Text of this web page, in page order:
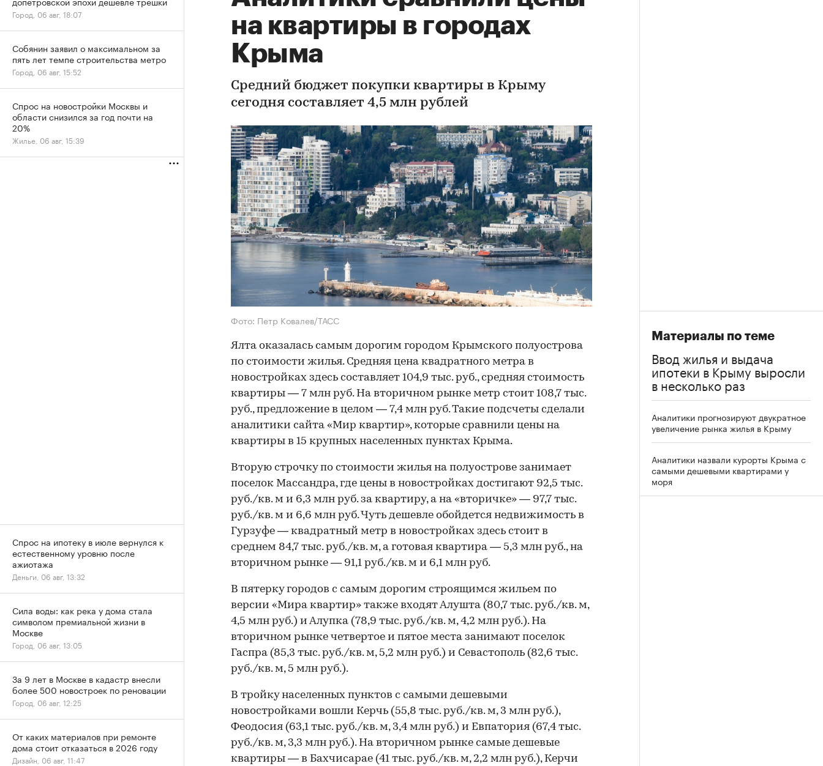
на квартиры в городах
Крыма
Средний бюджет покупки квартиры в Крыму
сегодня составляет 4,5 млн рублей
Фото: Петр Ковалев/ТАСС
Ялта оказалась самым дорогим городом Крымского полуострова
по стоимости жилья. Средняя цена квадратного метра в
новостройках здесь составляет 104,9 тыс. руб., средняя стоимость
квартиры — 7 млн руб. На вторичном рынке метр стоит 108,7 тыс.
руб., предложение в целом — 7,4 млн руб. Такие подсчеты сделали
аналитики сайта «Мир квартир», которые сравнили цены на
квартиры в 15 крупных населенных пунктах Крыма.
Вторую строчку по стоимости жилья на полуострове занимает
поселок Массандра, где цены в новостройках достигают 92,5 тыс.
руб./кв. м и 6,3 млн руб. за квартиру, а на «вторичке» — 97,7 тыс.
руб./кв. м и 6,6 млн руб. Чуть дешевле обойдется недвижимость в
Гурзуфе — квадратный метр в новостройках здесь стоит в
среднем 84,7 тыс. руб./кв. м, а готовая квартира — 5,3 млн руб., на
вторичном рынке — 91,1 руб./кв. м и 6,1 млн руб.
В пятерку городов с самым дорогим строящимся жильем по
версии «Мира квартир» также входят Алушта (80,7 тыс. руб./кв. м,
4,5 млн руб.) и Алупка (78,9 тыс. руб./кв. м, 4,2 млн руб.). На
вторичном рынке четвертое и пятое места занимают поселок
Гаспра (85,3 тыс. руб./кв. м, 5,2 млн руб.) и Севастополь (82,6 тыс.
руб./кв. м, 5 млн руб.).
В тройку населенных пунктов с самыми дешевыми
новостройками вошли Керчь (55,8 тыс. руб./кв. м, 3 млн руб.),
Феодосия (63,1 тыс. руб./кв. м, 3,4 млн руб.) и Евпатория (67,4 тыс.
руб./кв. м, 3,3 млн руб.). На вторичном рынке самые дешевые
квартиры — в Бахчисарае (41 тыс. руб./кв. м, 2,2 млн руб.), Керчи
Материалы по теме
Ввод жилья и выдача
ипотеки в Крыму выросли
в несколько раз
Аналитики прогнозируют двукратное
увеличение рынка жилья в Крыму
Аналитики назвали курорты Крыма с
самыми дешевыми квартирами у
моря
Город, 06 авг, 18:07
Собянин заявил о максимальном за
пять лет темпе строительства метро
Город, 06 авг, 15:52
Спрос на новостройки Москвы и
области снизился за год почти на
20%
Жилье, 06 авг, 15:39
Спрос на ипотеку в июле вернулся к
естественному уровню после
ажиотажа
Деньги, 06 авг, 13:32
Сила воды: как река у дома стала
символом премиальной жизни в
Москве
Город, 06 авг, 13:05
За 9 лет в Москве в кадастр внесли
более 500 новостроек по реновации
Город, 06 авг, 12:25
От каких материалов при ремонте
дома стоит отказаться в 2026 году
Дизайн, 06 авг, 11:47